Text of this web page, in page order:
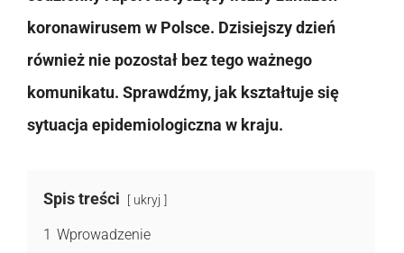
koronawirusem w Polsce. Dzisiejszy dzień
również nie pozostał bez tego ważnego
komunikatu. Sprawdźmy, jak kształtuje się
sytuacja epidemiologiczna w kraju.
Spis treści ukryj
1 Wprowadzenie